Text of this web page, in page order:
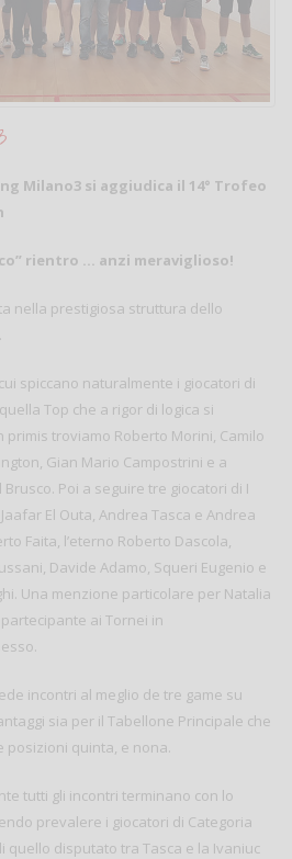
Milano3 si aggiudica il 14° Trofeo
rientro … anzi meraviglioso!
nella prestigiosa struttura dello
spiccano naturalmente i giocatori di
Top che a rigor di logica si
troviamo Roberto Morini, Camilo
Gian Mario Campostrini e a
Poi a seguire tre giocatori di I
El Outa, Andrea Tasca e Andrea
Faita, l’eterno Roberto Dascola,
Davide Adamo, Squeri Eugenio e
Una menzione particolare per Natalia
ai Tornei in
incontri al meglio de tre game su
sia per il Tabellone Principale che
posizioni quinta, e nona.
tutti gli incontri terminano con lo
prevalere i giocatori di Categoria
quello disputato tra Tasca e la Ivaniuc